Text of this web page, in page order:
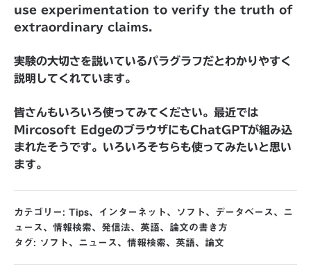
use experimentation to verify the truth of
extraordinary claims.
実験の大切さを説いているパラグラフだとわかりやすく
説明してくれています。
皆さんもいろいろ使ってみてください。最近では
Mircosoft EdgeのブラウザにもChatGPTが組み込
まれたそうです。いろいろそちらも使ってみたいと思い
ます。
カテゴリー: Tips、 インターネット 、 ソフト 、 データベース 、 ニ
ュース 、 情報検索、 発信法、 英語、 論文の書き方
タグ: ソフト 、 ニュース 、 情報検索、 英語、 論文